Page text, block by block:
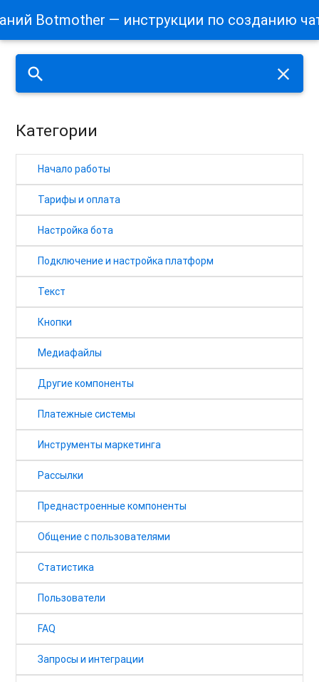
Botmother — инструкции по созданию
search close
Категории
Начало работы
Тарифы и оплата
Настройка бота
Подключение и настройка платформ
Текст
Кнопки
Медиафайлы
Другие компоненты
Платежные системы
Инструменты маркетинга
Рассылки
Преднастроенные компоненты
Общение с пользователями
Статистика
Пользователи
FAQ
Запросы и интеграции